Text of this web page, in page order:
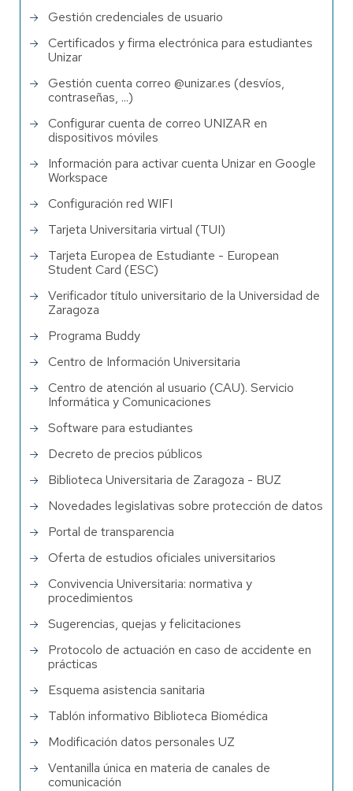
Gestión credenciales de usuario
Certificados y firma electrónica para estudiantes
Unizar
Gestión cuenta correo @unizar.es (desvíos,
contraseñas, ...)
Configurar cuenta de correo UNIZAR en
dispositivos móviles
Información para activar cuenta Unizar en Google
Workspace
Configuración red WIFI
Tarjeta Universitaria virtual (TUI)
Tarjeta Europea de Estudiante - European
Student Card (ESC)
Verificador título universitario de la Universidad de
Zaragoza
Programa Buddy
Centro de Información Universitaria
Centro de atención al usuario (CAU). Servicio
Informática y Comunicaciones
Software para estudiantes
Decreto de precios públicos
Biblioteca Universitaria de Zaragoza - BUZ
Novedades legislativas sobre protección de datos
Portal de transparencia
Oferta de estudios oficiales universitarios
Convivencia Universitaria: normativa y
procedimientos
Sugerencias, quejas y felicitaciones
Protocolo de actuación en caso de accidente en
prácticas
Esquema asistencia sanitaria
Tablón informativo Biblioteca Biomédica
Modificación datos personales UZ
Ventanilla única en materia de canales de
comunicación